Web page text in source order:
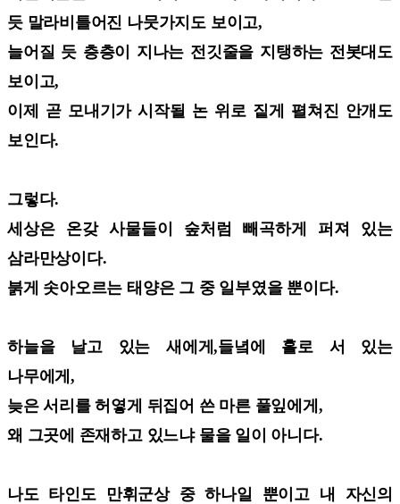
듯 말라비틀어진 나뭇가지도 보이고,
늘어질 듯 층층이 지나는 전깃줄을 지탱하는 전봇대도
보이고,
이제 곧 모내기가 시작될 논 위로 짙게 펼쳐진 안개도
보인다.
그렇다.
세상은 온갖 사물들이 숲처럼 빼곡하게 퍼져 있는
삼라만상이다.
붉게 솟아오르는 태양은 그 중 일부였을 뿐이다.
하늘을 날고 있는 새에게,들녘에 홀로 서 있는
나무에게,
늦은 서리를 허옇게 뒤집어 쓴 마른 풀잎에게,
왜 그곳에 존재하고 있느냐 물을 일이 아니다.
나도 타인도 만휘군상 중 하나일 뿐이고 내 자신의